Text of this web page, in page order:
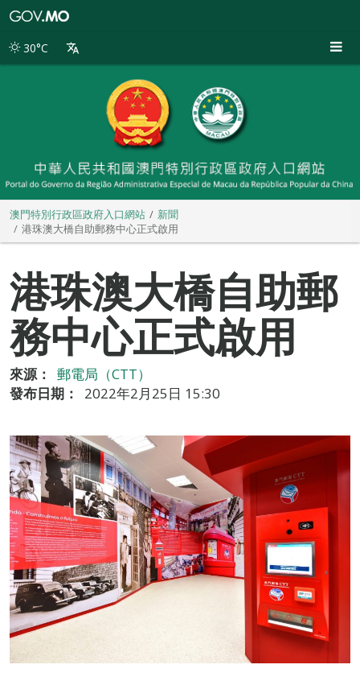
別
30°C
澳門特別行政區政府入口網站
新聞
港珠澳大橋自助郵務中心正式啟用
港珠澳大橋自助郵
務中心正式啟用
來源：
郵電局（CTT）
發布日期：
2022年2月25日 15:30